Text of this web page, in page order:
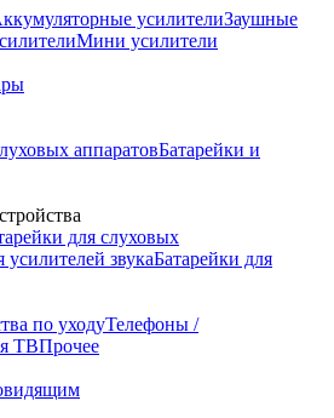
усилителиЗаушные
Мини усилители
аппаратовБатарейки и
для слуховых
усилителей звукаБатарейки для
по уходуТелефоны /
ТВПрочее